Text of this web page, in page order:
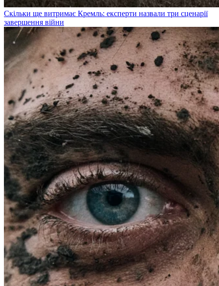
Скільки ще витримає Кремль: експерти назвали три сценарії
завершення війни